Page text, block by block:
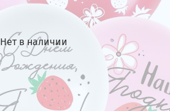
Нет в наличии